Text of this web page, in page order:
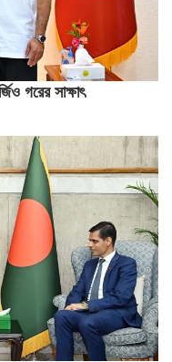
গরের সাক্ষাৎ